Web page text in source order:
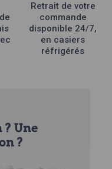
Retrait de votre
commande
disponible 24/7,
en casiers
réfrigérés
Une
?